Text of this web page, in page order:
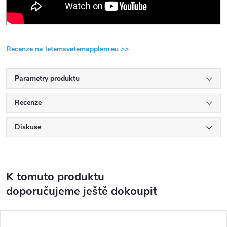
Recenze na letemsvetemapplem.eu >>
Parametry produktu
Recenze
Diskuse
K tomuto produktu
doporučujeme ještě dokoupit